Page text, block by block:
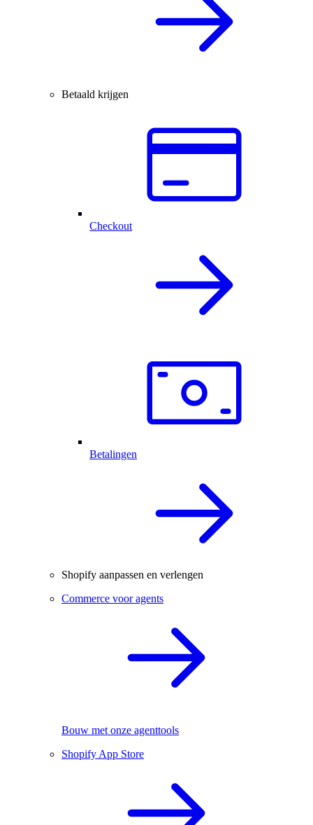
Betaald krijgen
Checkout
Betalingen
Shopify aanpassen en verlengen
Commerce voor agents
Bouw met onze agenttools
Shopify App Store